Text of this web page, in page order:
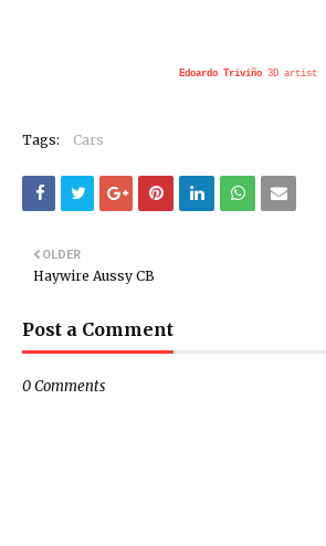
Edoardo Triviño3D artist
Tags: Cars
OLDER
Haywire Aussy CB
Post a Comment
0 Comments